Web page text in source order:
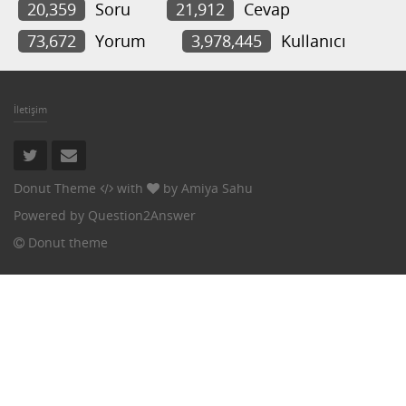
20,359 Soru 21,912
Cevap
73,672
Yorum 3,978,445 Kullanıcı
İletişim
Donut Theme with by Amiya Sahu
Powered by Question2Answer
Donut theme